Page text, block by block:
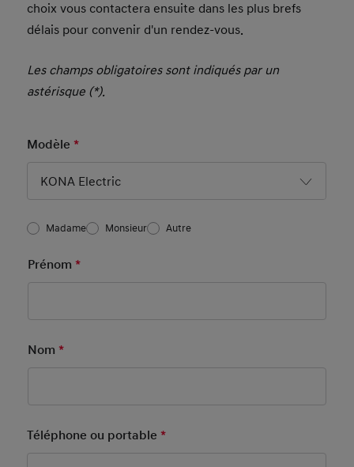
choix vous contactera ensuite dans les plus brefs
délais pour convenir d'un rendez-vous.
Les champs obligatoires sont indiqués par un
astérisque (*).
Modèle*
KONA Electric
Salutation
Madame Monsieur Autre
Prénom *Mandatory Field
Nom *Mandatory Field
Téléphone ou portable*